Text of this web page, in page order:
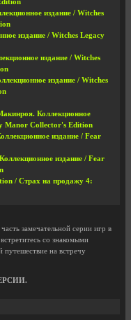
издание / Witches
издание / Witches Legacy
издание / Witches
издание / Witches
Коллекционное
Manor Collector's Edition
издание / Fear
издание / Fear
/ Страх на продажу 4:
замечательной серии игр в
со знакомыми
путешествие на встречу